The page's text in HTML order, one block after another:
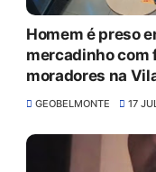
Homem é preso
mercadinho com
moradores na
GEOBELMONTE 17